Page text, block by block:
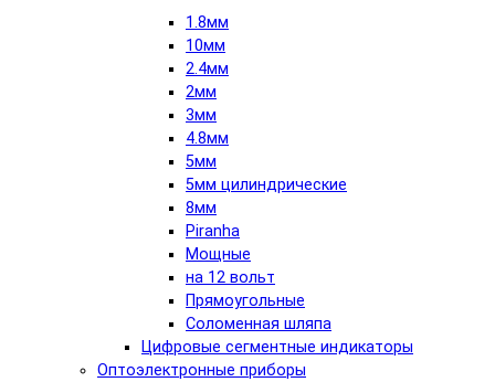
1.8мм
10мм
2.4мм
2мм
3мм
4.8мм
5мм
5мм цилиндрические
8мм
Piranha
Мощные
на 12 вольт
Прямоугольные
Соломенная шляпа
Цифровые сегментные индикаторы
Оптоэлектронные приборы